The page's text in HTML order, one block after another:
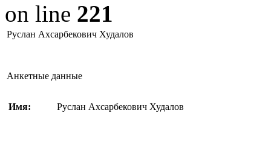
on line 221
Руслан Ахсарбекович Худалов
Анкетные данные
Имя: Руслан Ахсарбекович Худалов